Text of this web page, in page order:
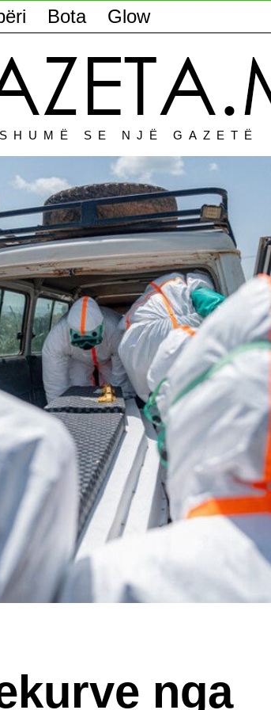
Bota Glow
SE NJË GAZETË
nga